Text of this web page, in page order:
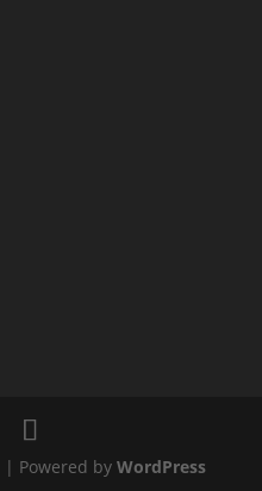
| Powered by WordPress